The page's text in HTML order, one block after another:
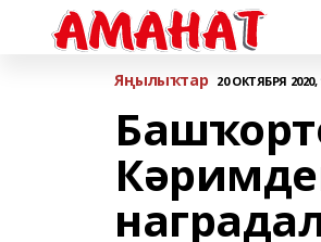
Яңылыҡтар 20 ОКТЯБРЯ 2020,